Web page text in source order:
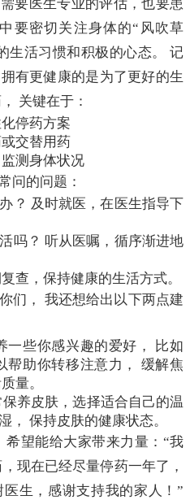
要医生专业的评估，也要患
要密切关注身体的“风吹草
生活习惯和积极的心态。 记
有更健康的是为了更好的生
关键在于：
停药方案
交替用药
测身体状况
问的问题：
？ 及时就医，在医生指导下
吗？ 听从医嘱，循序渐进地
查，保持健康的生活方式。
们， 我还想给出以下两点建
一些你感兴趣的爱好， 比如
帮助你转移注意力， 缓解焦
量。
保养皮肤，选择适合自己的温
， 保持皮肤的健康状态。
望能给大家带来力量：“我
现在已经尽量停药一年了，
生，感谢支持我的家人！”